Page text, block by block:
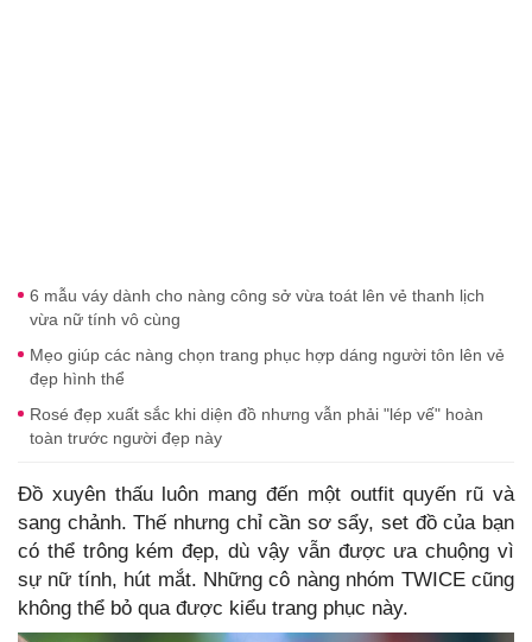
6 mẫu váy dành cho nàng công sở vừa toát lên vẻ thanh lịch
vừa nữ tính vô cùng
Mẹo giúp các nàng chọn trang phục hợp dáng người tôn lên vẻ
đẹp hình thể
Rosé đẹp xuất sắc khi diện đồ nhưng vẫn phải "lép vế" hoàn
toàn trước người đẹp này
Đồ xuyên thấu luôn mang đến một outfit quyến rũ và
sang chảnh. Thế nhưng chỉ cần sơ sẩy, set đồ của bạn
có thể trông kém đẹp, dù vậy vẫn được ưa chuộng vì
sự nữ tính, hút mắt. Những cô nàng nhóm TWICE cũng
không thể bỏ qua được kiểu trang phục này.